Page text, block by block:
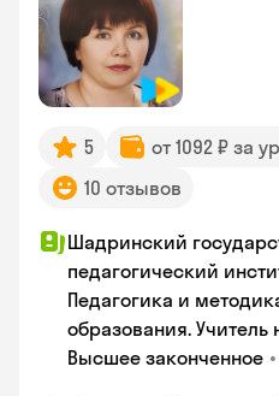
5 от 1092 ₽ за
10 отзывов
Шадринский
педагогический
Педагогика и
образования. Учитель
Высшее законченное •